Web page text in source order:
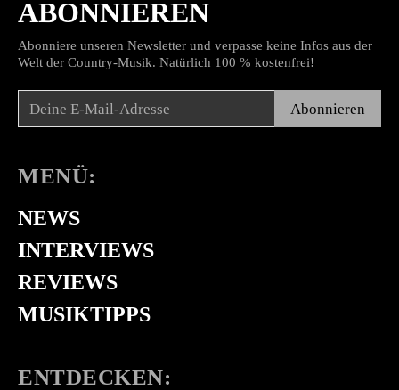
ABONNIEREN
Abonniere unseren Newsletter und verpasse keine Infos aus der
Welt der Country-Musik. Natürlich 100 % kostenfrei!
Abonnieren
MENÜ:
NEWS
INTERVIEWS
REVIEWS
MUSIKTIPPS
ENTDECKEN: